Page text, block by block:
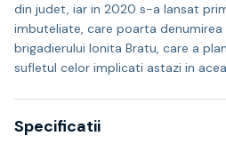
din judet, iar in 2020 s-a lansat
imbuteliate, care poarta denumirea
brigadierului Ionita Bratu, care a
sufletul celor implicati astazi in
Specificatii